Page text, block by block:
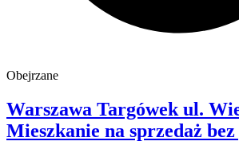
Obejrzane
Warszawa Targówek ul.
Mieszkanie na sprzedaż